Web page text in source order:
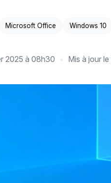
Microsoft Office Windows 10
2025 à 08h30 Mis à jour le